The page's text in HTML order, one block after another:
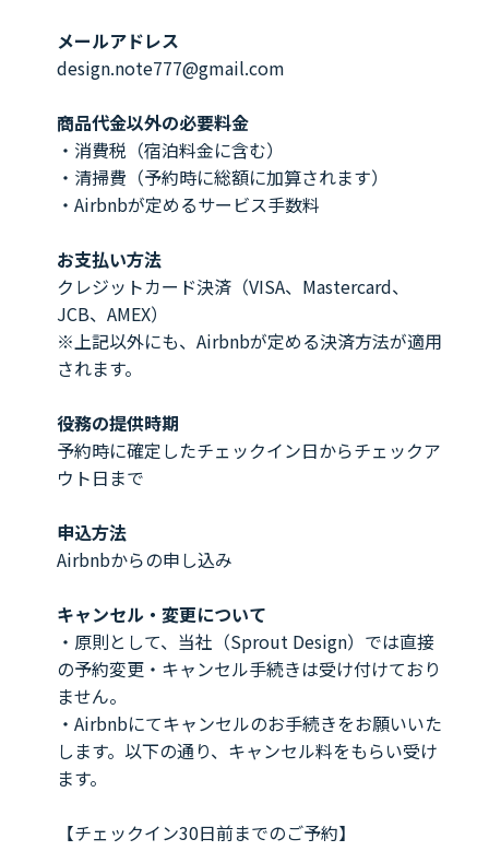
メールアドレス
design.note777@gmail.com
商品代金以外の必要料金
・消費税（宿泊料金に含む）
・清掃費（予約時に総額に加算されます）
・Airbnbが定めるサービス手数料
お支払い方法
クレジットカード決済（VISA、Mastercard、
JCB、AMEX）
※上記以外にも、Airbnbが定める決済方法が適用
されます。
役務の提供時期
予約時に確定したチェックイン日からチェックア
ウト日まで
申込方法
Airbnbからの申し込み
キャンセル・変更について
・原則として、当社（Sprout Design）では直接
の予約変更・キャンセル手続きは受け付けており
ません。
・Airbnbにてキャンセルのお手続きをお願いいた
します。以下の通り、キャンセル料をもらい受け
ます。
【チェックイン30日前までのご予約】